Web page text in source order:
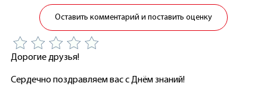
Оставить комментарий и поставить оценку
Дорогие друзья!
Сердечно поздравляем вас с Днём знаний!